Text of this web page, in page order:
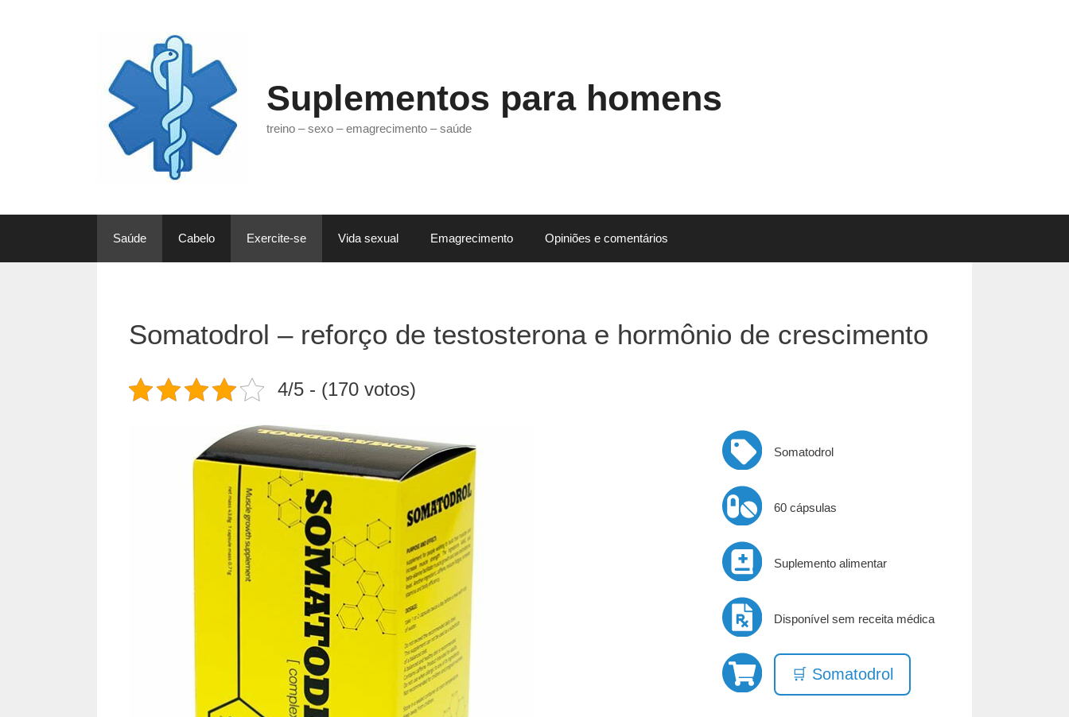
Suplementos para homens
treino – sexo – emagrecimento – saúde
Saúde Cabelo Exercite-se Vida sexual Emagrecimento Opiniões e comentários
Somatodrol – reforço de testosterona e hormônio de crescimento
4/5 - (170 votos)
Somatodrol
60 cápsulas
Suplemento alimentar
Disponível sem receita médica
🛒 Somatodrol